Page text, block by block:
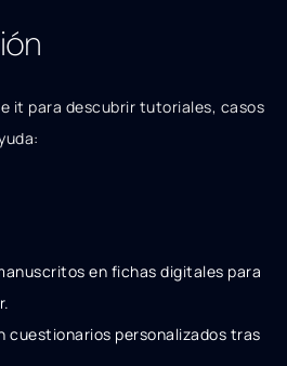
it para descubrir tutoriales, casos
en fichas digitales para
cuestionarios personalizados tras